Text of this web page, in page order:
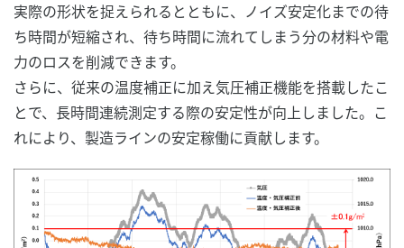
実際の形状を捉えられるとともに、ノイズ安定化までの待
ち時間が短縮され、待ち時間に流れてしまう分の材料や電
力のロスを削減できます。
さらに、従来の温度補正に加え気圧補正機能を搭載したこ
とで、長時間連続測定する際の安定性が向上しました。こ
れにより、製造ラインの安定稼働に貢献します。